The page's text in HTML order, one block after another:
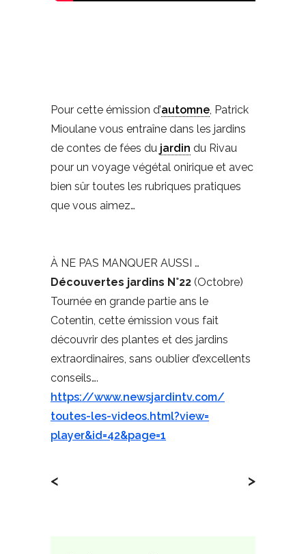
Pour cette émission d’automne, Patrick
Mioulane vous entraîne dans les jardins
de contes de fées du jardin du Rivau
pour un voyage végétal onirique et avec
bien sûr toutes les rubriques pratiques
que vous aimez…
À NE PAS MANQUER AUSSI …
Découvertes jardins N°22 (Octobre)
Tournée en grande partie ans le
Cotentin, cette émission vous fait
découvrir des plantes et des jardins
extraordinaires, sans oublier d’excellents
conseils….
https://www.newsjardintv.com/
toutes-les-videos.html?view=
player&id=42&page=1
< >